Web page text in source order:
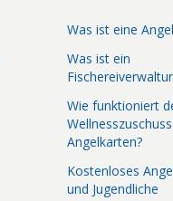
Was ist eine
Was ist ein
Wie funktioniert
Angelkarten?
Kostenloses
und Jugendliche